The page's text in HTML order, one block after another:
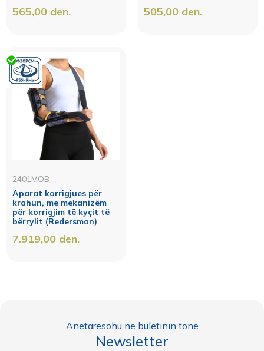
565,00 den. 505,00 den.
2401MOB
Aparat korrigjues për
krahun, me mekanizëm
për korrigjim të kyçit të
bërrylit (Redersman)
7.919,00 den.
Anëtarësohu në buletinin tonë
Newsletter